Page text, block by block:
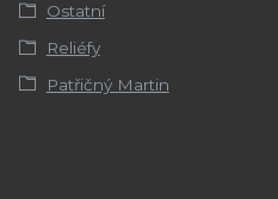
Ostatní
Reliéfy
Patřičný Martin